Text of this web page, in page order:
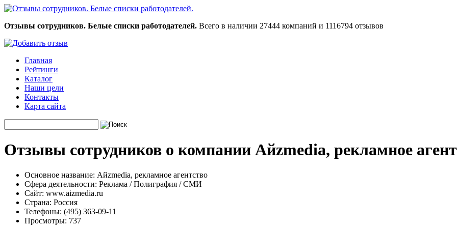
Отзывы сотрудников. Белые списки работодателей. Всего в наличии 27444 компаний и 1116794 отзывов
Главная
Рейтинги
Каталог
Наши цели
Контакты
Карта сайта
Отзывы сотрудников о компании Айzmedia, рекламное
Основное название: Айzmedia, рекламное агентство
Сфера деятельности: Реклама / Полиграфия / СМИ
Сайт: www.aizmedia.ru
Страна: Россия
Телефоны: (495) 363-09-11
Просмотры: 737